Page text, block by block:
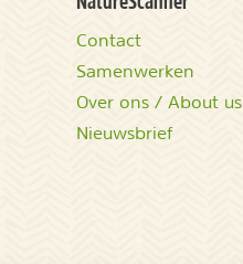
Contact
Samenwerken
Over ons / About us
Nieuwsbrief